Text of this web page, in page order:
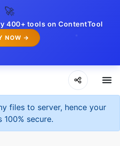
🚀
400+ tools on ContentTool
NOW →
files to server, hence your
100% secure.